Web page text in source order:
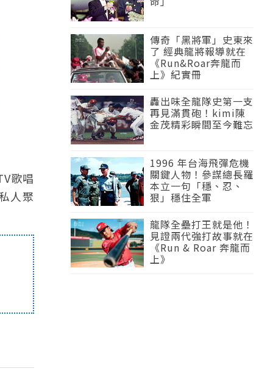
歌唱
人聚
傳奇「黑將軍」史東來
了 經典龍將報導就在
《Run&Roar奔龍而
上》紀實冊
轟出味全龍隊史第一支
再見滿貫砲！kimi陳
金茂精彩瞬間至今難忘
1996 年台海飛彈危機
關鍵人物！參謀總長羅
本立一句「穩、忍、
狠」穩住全軍
龍隊全壘打王就是他！
見證兩代強打故事就在
《Run & Roar 奔龍而
上》